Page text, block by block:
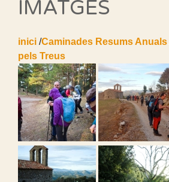
IMATGES
inici /Caminades Resums Anuals
pels Treus